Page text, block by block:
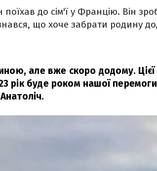
до сім'ї у Францію. Він
що хоче забрати родину
але вже скоро додому.
рік буде роком нашої